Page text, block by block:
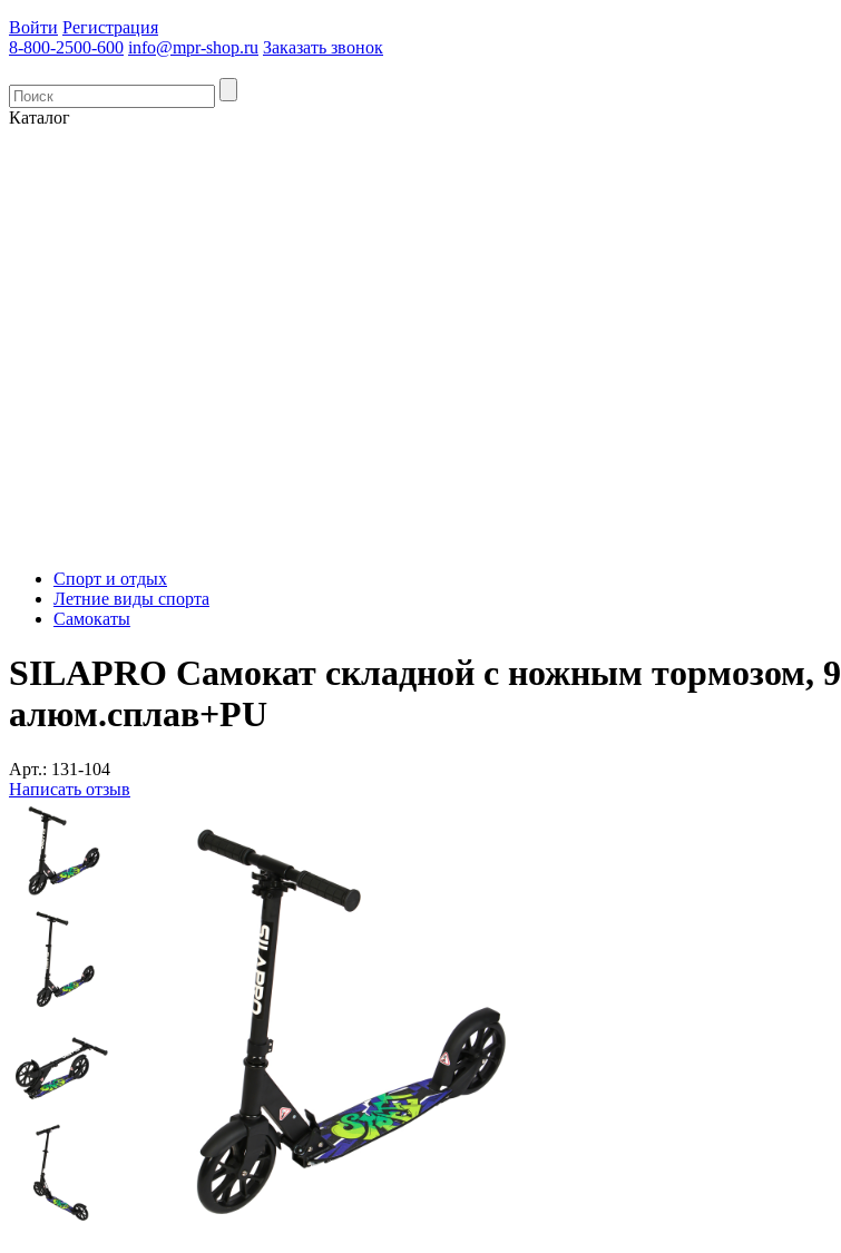
Войти Регистрация
8-800-2500-600 info@mpr-shop.ru Заказать звонок
Каталог
Спорт и отдых
Летние виды спорта
Самокаты
SILAPRO Самокат складной с ножным тормозом,
алюм.сплав+PU
Арт.: 131-104
Написать отзыв